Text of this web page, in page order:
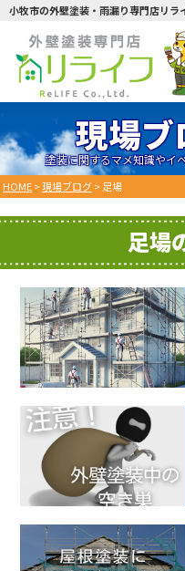
小牧市の外壁塗装・雨漏り専門店リラ
現場ブ
塗装に関するマメ知識やイ
HOME>現場ブログ> 足場
足場